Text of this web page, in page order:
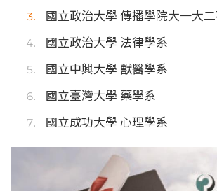
國立政治大學 傳播學院大一大
國立政治大學 法律學系
國立中興大學 獸醫學系
國立臺灣大學 藥學系
國立成功大學 心理學系